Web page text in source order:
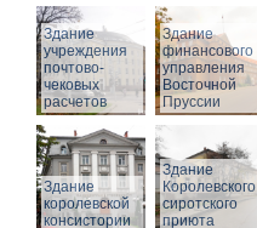
Здание
учреждения
почтово-
чековых
расчетов
Здание
финансового
управления
Восточной
Пруссии
Здание
королевской
консистории
Здание
Королевского
сиротского
приюта